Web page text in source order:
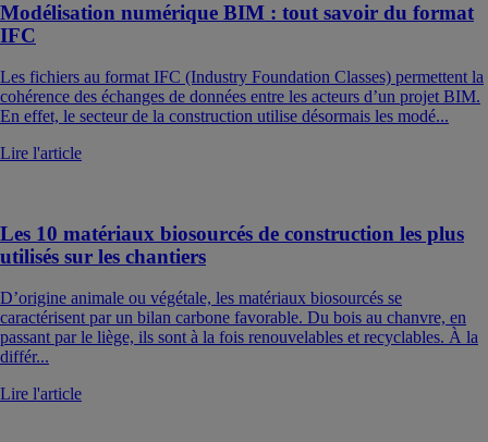
Modélisation numérique BIM : tout savoir du format
IFC
Les fichiers au format IFC (Industry Foundation Classes) permettent la
cohérence des échanges de données entre les acteurs d’un projet BIM.
En effet, le secteur de la construction utilise désormais les modé...
Lire l'article
Les 10 matériaux biosourcés de construction les plus
utilisés sur les chantiers
D’origine animale ou végétale, les matériaux biosourcés se
caractérisent par un bilan carbone favorable. Du bois au chanvre, en
passant par le liège, ils sont à la fois renouvelables et recyclables. À la
différ...
Lire l'article